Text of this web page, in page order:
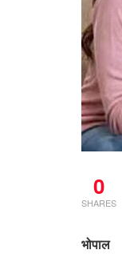
0
SHARES
भोपाल